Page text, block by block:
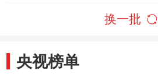
换一批
央视榜单